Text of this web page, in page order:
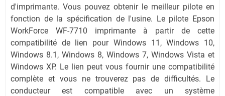
d'imprimante. Vous pouvez obtenir le meilleur pilote en
fonction de la spécification de l'usine. Le pilote Epson
WorkForce WF-7710 imprimante à partir de cette
compatibilité de lien pour Windows 11, Windows 10,
Windows 8.1, Windows 8, Windows 7, Windows Vista et
Windows XP. Le lien peut vous fournir une compatibilité
complète et vous ne trouverez pas de difficultés. Le
conducteur est compatible avec un système